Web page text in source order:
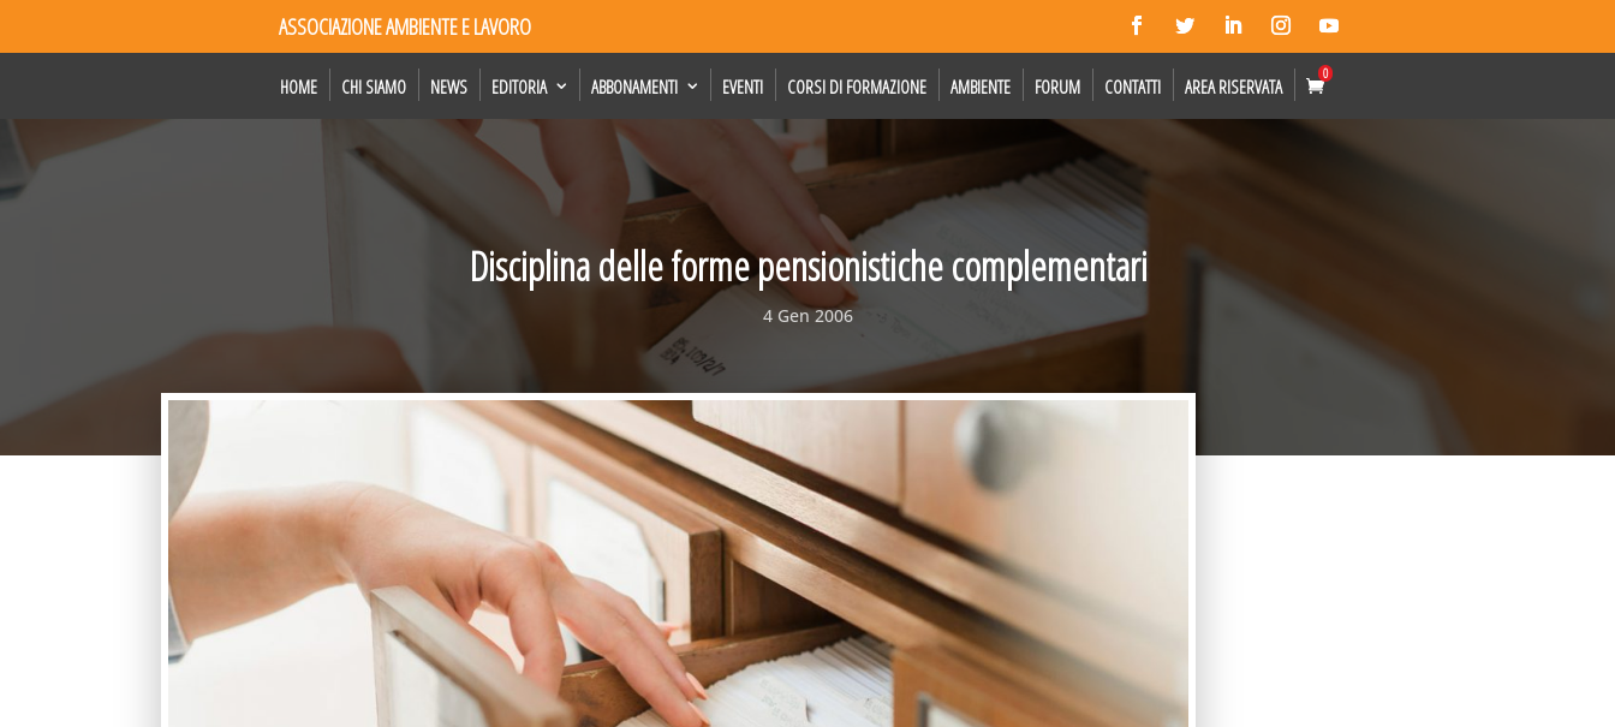
ASSOCIAZIONE AMBIENTE E LAVORO
HOME CHI SIAMO NEWS EDITORIA ABBONAMENTI EVENTI CORSI DI FORMAZIONE AMBIENTE FORUM CONTATTI AREA RISERVATA
0
Disciplina delle forme pensionistiche complementari
4 Gen 2006